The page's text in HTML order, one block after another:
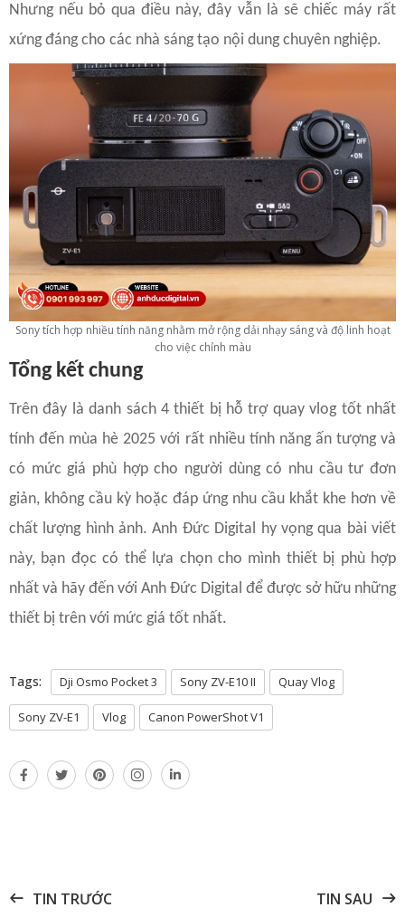
Nhưng nếu bỏ qua điều này, đây vẫn là sẽ chiếc máy rất
xứng đáng cho các nhà sáng tạo nội dung chuyên nghiệp.
Sony tích hợp nhiều tính năng nhằm mở rộng dải nhạy sáng và độ linh hoạt
cho việc chỉnh màu
Tổng kết chung
Trên đây là danh sách 4 thiết bị hỗ trợ quay vlog tốt nhất
tính đến mùa hè 2025 với rất nhiều tính năng ấn tượng và
có mức giá phù hợp cho người dùng có nhu cầu tư đơn
giản, không cầu kỳ hoặc đáp ứng nhu cầu khắt khe hơn về
chất lượng hình ảnh. Anh Đức Digital hy vọng qua bài viết
này, bạn đọc có thể lựa chọn cho mình thiết bị phù hợp
nhất và hãy đến với Anh Đức Digital để được sở hữu những
thiết bị trên với mức giá tốt nhất.
Tags: Dji Osmo Pocket 3 Sony ZV-E10 II Quay Vlog
Sony ZV-E1 Vlog Canon PowerShot V1
TIN TRƯỚC TIN SAU